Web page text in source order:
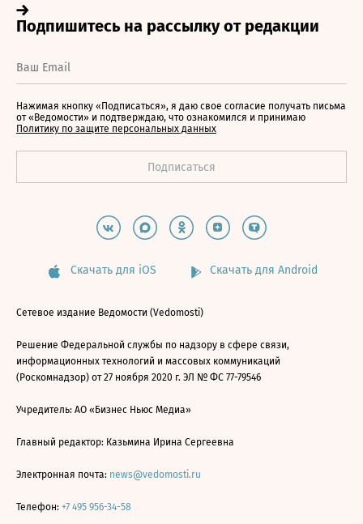
Нажимая кнопку «Подписаться», я даю свое согласие получать письма
от «Ведомости» и подтверждаю, что ознакомился и принимаю
Политику по защите персональных данных
Скачать для iOS Скачать для Android
Сетевое издание Ведомости (Vedomosti)
Решение Федеральной службы по надзору в сфере связи,
информационных технологий и массовых коммуникаций
(Роскомнадзор) от 27 ноября 2020 г. ЭЛ № ФС 77-79546
Учредитель: АО «Бизнес Ньюс Медиа»
Главный редактор: Казьмина Ирина Сергеевна
Электронная почта: news@vedomosti.ru
Телефон: +7 495 956-34-58